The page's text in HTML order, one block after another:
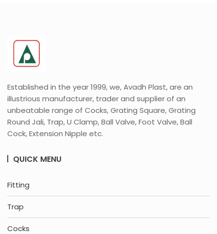
Established in the year 1999, we, Avadh Plast, are an
illustrious manufacturer, trader and supplier of an
unbeatable range of Cocks, Grating Square, Grating
Round Jali, Trap, U Clamp, Ball Valve, Foot Valve, Ball
Cock, Extension Nipple etc.
QUICK MENU
Fitting
Trap
Cocks